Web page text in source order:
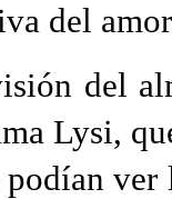
del
del
Lysi,
ver